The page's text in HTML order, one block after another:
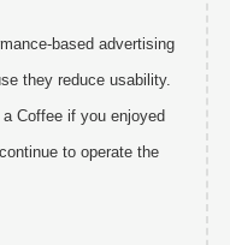
based advertising
they reduce usability.
Coffee if you enjoyed
to operate the